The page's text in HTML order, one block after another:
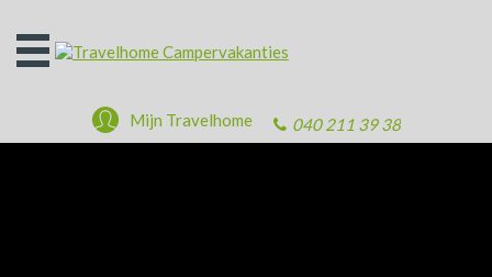
Open
het
040 211 39 38
Mijn Travelhome